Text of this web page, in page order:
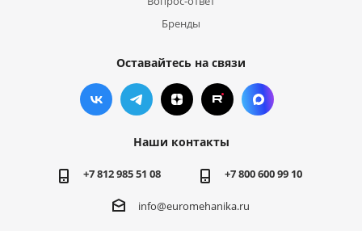
Бренды
Оставайтесь на связи
Наши контакты
+7 812 985 51 08 +7 800 600 99 10
info@euromehanika.ru